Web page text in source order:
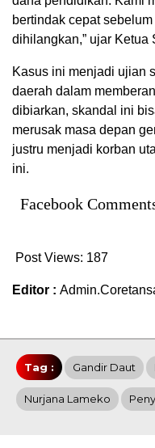
bertindak cepat
dihilangkan,” ujar Ketua
Kasus ini menjadi ujian
daerah dalam
dibiarkan, skandal ini
merusak masa depan
justru menjadi korban
ini.
Facebook
Post Views: 187
Editor :
Tag : Gandir Daut
Nurjana Lameko